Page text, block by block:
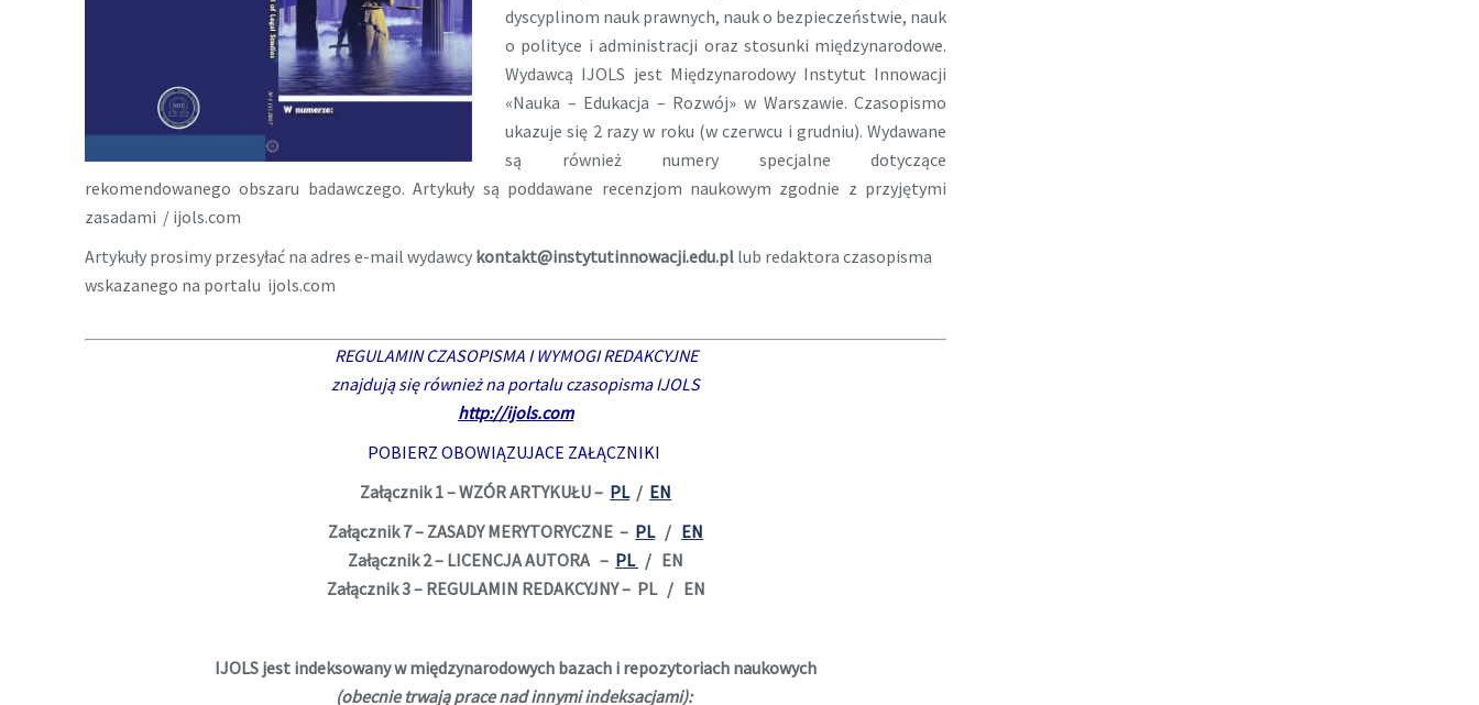
dyscyplinom nauk prawnych, nauk o bezpieczeństwie, nauk
o polityce i administracji oraz stosunki międzynarodowe.
Wydawcą IJOLS jest Międzynarodowy Instytut Innowacji
«Nauka – Edukacja – Rozwój» w Warszawie. Czasopismo
ukazuje się 2 razy w roku (w czerwcu i grudniu). Wydawane
są również numery specjalne dotyczące
rekomendowanego obszaru badawczego. Artykuły są poddawane recenzjom naukowym zgodnie z przyjętymi
zasadami / ijols.com
Artykuły prosimy przesyłać na adres e-mail wydawcy kontakt@instytutinnowacji.edu.pl lub redaktora czasopisma
wskazanego na portalu ijols.com
REGULAMIN CZASOPISMA I WYMOGI REDAKCYJNE
znajdują się również na portalu czasopisma IJOLS
http://ijols.com
POBIERZ OBOWIĄZUJACE ZAŁĄCZNIKI
Załącznik 1 – WZÓR ARTYKUŁU – PL/ EN
Załącznik 7 – ZASADY MERYTORYCZNE – PL/ EN
Załącznik 2 – LICENCJA AUTORA – PL / EN
Załącznik 3 – REGULAMIN REDAKCYJNY – PL / EN
IJOLS jest indeksowany w międzynarodowych bazach i repozytoriach naukowych
(obecnie trwają prace nad innymi indeksacjami):